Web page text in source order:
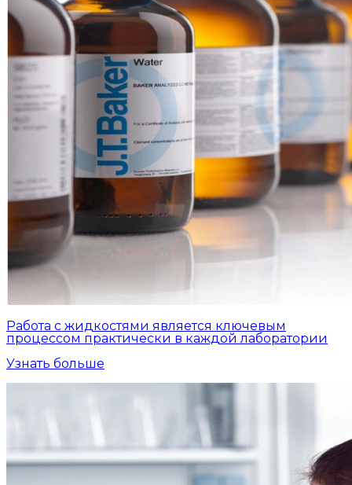
Работа с жидкостями является ключевым
процессом практически в каждой лаборатории
Узнать больше